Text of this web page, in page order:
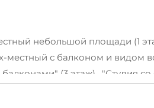
небольшой площади (1
местный с балконом и видом
(3 этаж) , "Студия со